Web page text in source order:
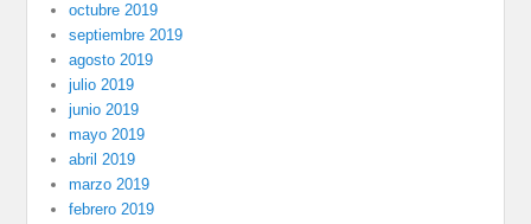
octubre 2019
septiembre 2019
agosto 2019
julio 2019
junio 2019
mayo 2019
abril 2019
marzo 2019
febrero 2019